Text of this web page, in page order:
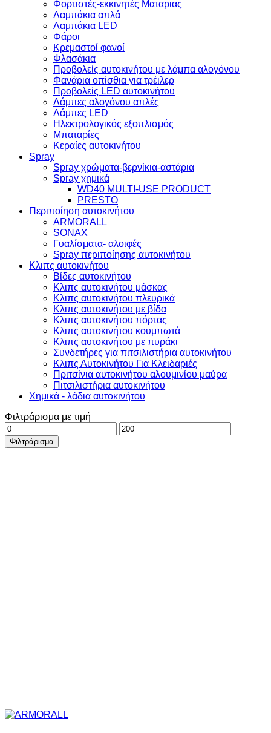
Φορτιστές-εκκινητές Ματαριας
Λαμπάκια απλά
Λαμπάκια LED
Φάροι
Κρεμαστοί φανοί
Φλασάκια
Προβολείς αυτοκινήτου με λάμπα αλογόνου
Φανάρια οπίσθια για τρέιλερ
Προβολείς LED αυτοκινήτου
Λάμπες αλογόνου απλές
Λάμπες LED
Ηλεκτρολογικός εξοπλισμός
Μπαταρίες
Κεραίες αυτοκινήτου
Spray
Spray χρώματα-βερνίκια-αστάρια
Spray χημικά
WD40 MULTI-USE PRODUCT
PRESTO
Περιποίηση αυτοκινήτου
ARMORALL
SONAX
Γυαλίσματα- αλοιφές
Spray περιποίησης αυτοκινήτου
Κλιπς αυτοκινήτου
Βίδες αυτοκινήτου
Kλιπς αυτοκινήτου μάσκας
Kλιπς αυτοκινήτου πλευρικά
Κλιπς αυτοκινήτου με βίδα
Κλιπς αυτοκινήτου πόρτας
Kλιπς αυτοκινήτου κουμπωτά
Kλιπς αυτοκινήτου με πυράκι
Συνδετήρες για πιτσιλιστήρια αυτοκινήτου
Κλιπς Αυτοκινήτου Για Κλειδαριές
Πριτσίνια αυτοκινήτου αλουμινίου μαύρα
Πιτσιλιστήρια αυτοκινήτου
Χημικά - λάδια αυτοκινήτου
Φιλτράρισμα με τιμή
Ελάχιστη
τιμή
Μέγιστη
τιμή
Φιλτράρισμα